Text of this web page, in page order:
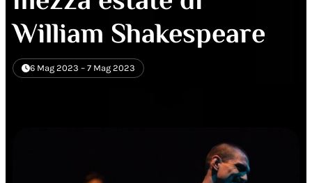
William Shakespeare
6 Mag 2023 – 7 Mag 2023